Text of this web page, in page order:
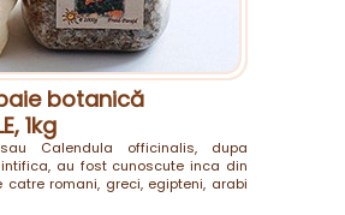
botanică
1kg
sau Calendula officinalis, dupa
au fost cunoscute inca din
catre romani, greci, egipteni, arabi